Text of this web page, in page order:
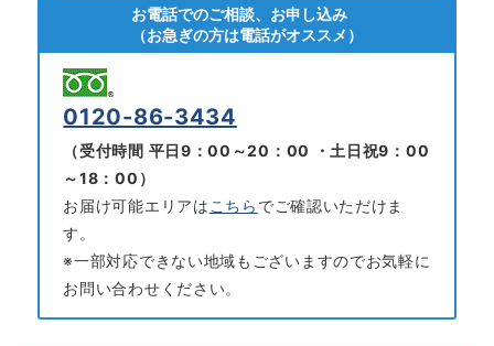
お電話でのご相談、お申し込み
（お急ぎの方は電話がオススメ）
0120-86-3434
（受付時間 平日9：00～20：00 ・土日祝9：00
～18：00）
お届け可能エリアは こちら でご確認いただけま
す。
※一部対応できない地域もございますのでお気軽に
お問い合わせください。